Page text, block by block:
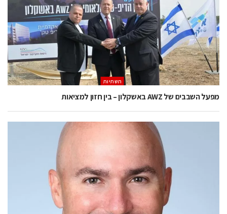
תשתיות
מפעל השבבים של AWZ באשקלון – בין חזון למציאות